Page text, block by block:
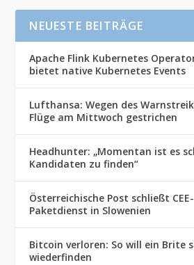
NEUESTE BEITRÄGE
Apache Flink Kubernetes
bietet native Kubernetes Events
Lufthansa: Wegen des
Flüge am Mittwoch gestrichen
Headhunter: „Momentan ist es
Kandidaten zu finden“
Österreichische Post schließt
Paketdienst in Slowenien
Bitcoin verloren: So will ein Brite
wiederfinden